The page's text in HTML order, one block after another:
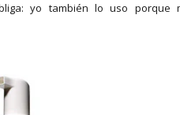
yo también lo uso porque